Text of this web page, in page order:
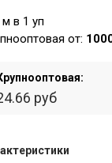
м в 1 уп
от:
руб